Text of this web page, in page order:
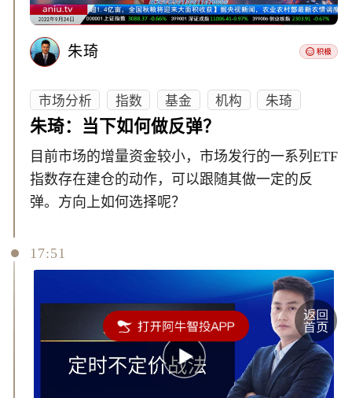
朱琦
市场分析 指数 基金 机构
朱琦
朱琦：当下如何做反弹？
目前市场的增量资金较小，市场发行的一系列ETF
指数存在建仓的动作，可以跟随其做一定的反
弹。方向上如何选择呢？
17:51